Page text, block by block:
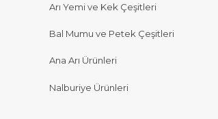
Arı Yemi ve Kek Çeşitleri
Bal Mumu ve Petek Çeşitleri
Ana Arı Ürünleri
Nalburiye Ürünleri